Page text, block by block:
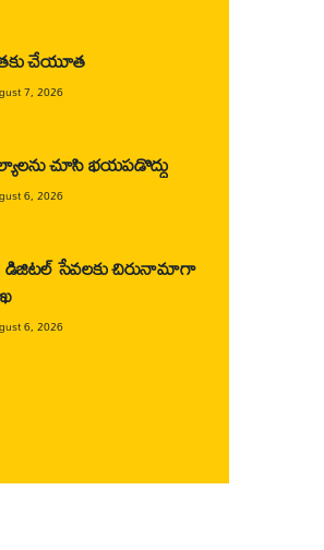
చేయూత
7, 2026
చూసి భయపడొద్దు
6, 2026
డిజిటల్ సేవలకు చిరునామాగా
6, 2026